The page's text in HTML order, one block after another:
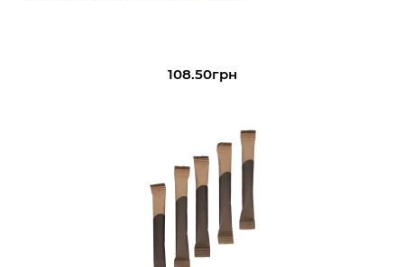
108.50грн